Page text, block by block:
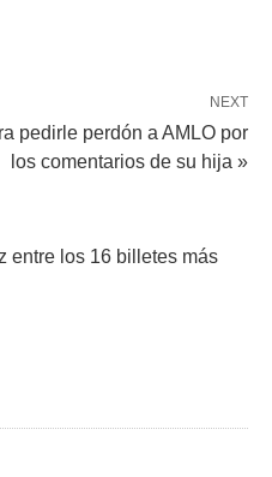
NEXT
pedirle perdón a AMLO por
los comentarios de su hija »
entre los 16 billetes más